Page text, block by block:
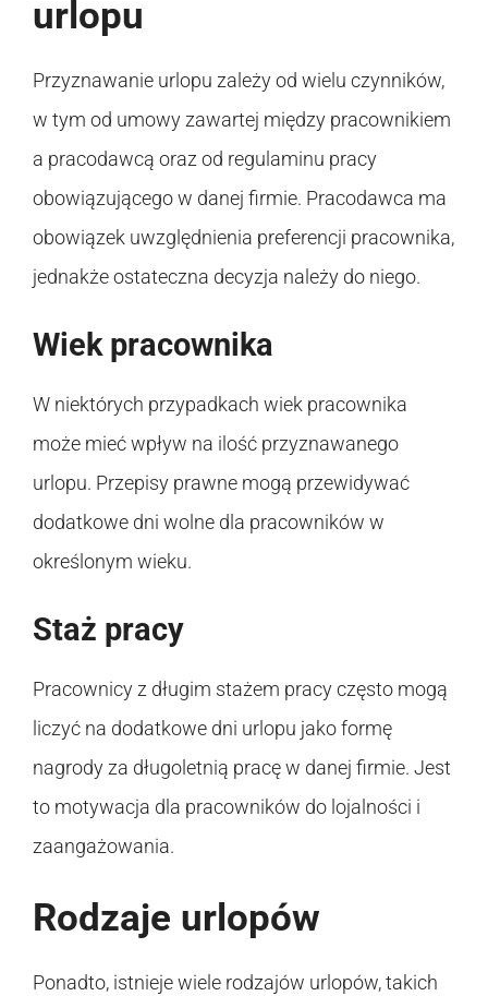
urlopu
Przyznawanie urlopu zależy od wielu czynników,
w tym od umowy zawartej między pracownikiem
a pracodawcą oraz od regulaminu pracy
obowiązującego w danej firmie. Pracodawca ma
obowiązek uwzględnienia preferencji pracownika,
jednakże ostateczna decyzja należy do niego.
Wiek pracownika
W niektórych przypadkach wiek pracownika
może mieć wpływ na ilość przyznawanego
urlopu. Przepisy prawne mogą przewidywać
dodatkowe dni wolne dla pracowników w
określonym wieku.
Staż pracy
Pracownicy z długim stażem pracy często mogą
liczyć na dodatkowe dni urlopu jako formę
nagrody za długoletnią pracę w danej firmie. Jest
to motywacja dla pracowników do lojalności i
zaangażowania.
Rodzaje urlopów
Ponadto, istnieje wiele rodzajów urlopów, takich